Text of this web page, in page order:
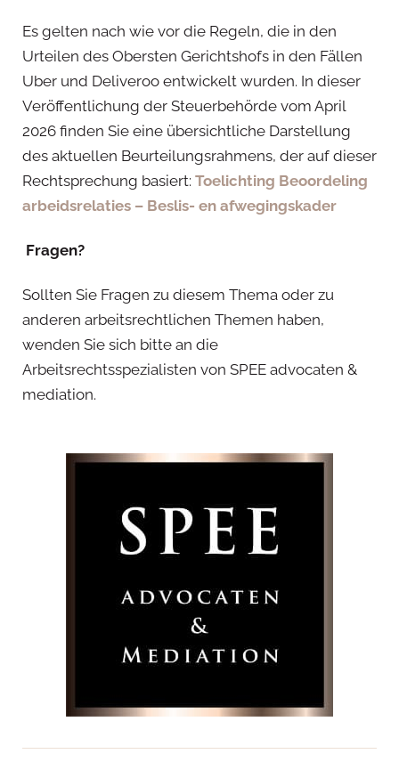
Es gelten nach wie vor die Regeln, die in den
Urteilen des Obersten Gerichtshofs in den Fällen
Uber und Deliveroo entwickelt wurden. In dieser
Veröffentlichung der Steuerbehörde vom April
2026 finden Sie eine übersichtliche Darstellung
des aktuellen Beurteilungsrahmens, der auf dieser
Rechtsprechung basiert: Toelichting Beoordeling
arbeidsrelaties – Beslis- en afwegingskader
Fragen?
Sollten Sie Fragen zu diesem Thema oder zu
anderen arbeitsrechtlichen Themen haben,
wenden Sie sich bitte an die
Arbeitsrechtsspezialisten von SPEE advocaten &
mediation.